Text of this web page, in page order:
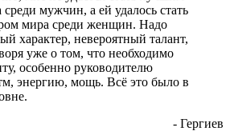
мужчин, а ей удалось стать
мира среди женщин. Надо
характер, невероятный талант,
уже о том, что необходимо
особенно руководителю
энергию, мощь. Всё это было в
- Гергиев